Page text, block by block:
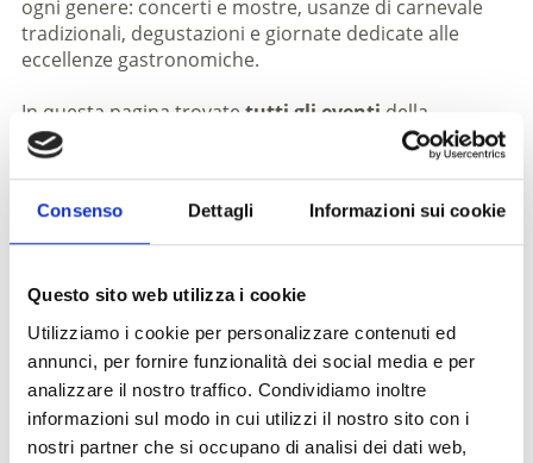
Consenso Dettagli Informazioni sui cookie
Questo sito web utilizza i cookie
Utilizziamo i cookie per personalizzare contenuti ed
annunci, per fornire funzionalità dei social media e per
analizzare il nostro traffico. Condividiamo inoltre
informazioni sul modo in cui utilizzi il nostro sito con i
nostri partner che si occupano di analisi dei dati web,
ogni genere: concerti e mostre, usanze di carnevale
tradizionali, degustazioni e giornate dedicate alle
eccellenze gastronomiche.
In questa pagina trovate tutti gli eventi della
regione culturale della Val Venosta in Alto Adige.
Contenuto non trovato
Altri link interessanti